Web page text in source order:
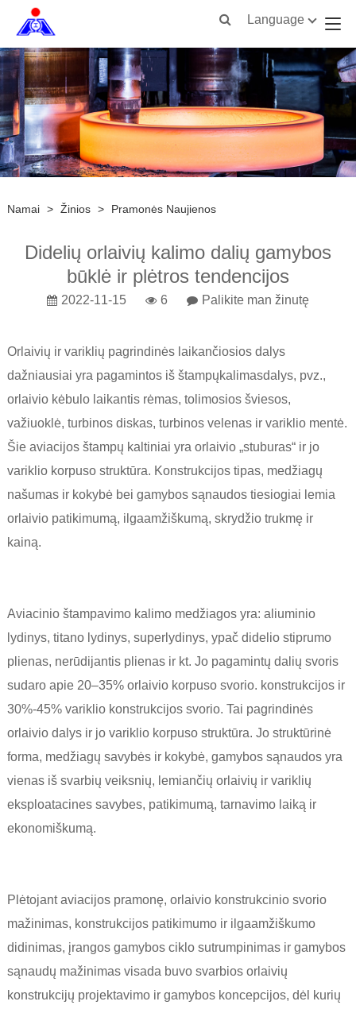
Language
Namai > Žinios > Pramonės Naujienos
Didelių orlaivių kalimo dalių gamybos
būklė ir plėtros tendencijos
2022-11-15 6 Palikite man žinutę
Orlaivių ir variklių pagrindinės laikančiosios dalys
dažniausiai yra pagamintos iš štampųkalimasdalys, pvz.,
orlaivio kėbulo laikantis rėmas, tolimosios šviesos,
važiuoklė, turbinos diskas, turbinos velenas ir variklio mentė.
Šie aviacijos štampų kaltiniai yra orlaivio „stuburas“ ir jo
variklio korpuso struktūra. Konstrukcijos tipas, medžiagų
našumas ir kokybė bei gamybos sąnaudos tiesiogiai lemia
orlaivio patikimumą, ilgaamžiškumą, skrydžio trukmę ir
kainą.
Aviacinio štampavimo kalimo medžiagos yra: aliuminio
lydinys, titano lydinys, superlydinys, ypač didelio stiprumo
plienas, nerūdijantis plienas ir kt. Jo pagamintų dalių svoris
sudaro apie 20–35% orlaivio korpuso svorio. konstrukcijos ir
30%-45% variklio konstrukcijos svorio. Tai pagrindinės
orlaivio dalys ir jo variklio korpuso struktūra. Jo struktūrinė
forma, medžiagų savybės ir kokybė, gamybos sąnaudos yra
vienas iš svarbių veiksnių, lemiančių orlaivių ir variklių
eksploatacines savybes, patikimumą, tarnavimo laiką ir
ekonomiškumą.
Plėtojant aviacijos pramonę, orlaivio konstrukcinio svorio
mažinimas, konstrukcijos patikimumo ir ilgaamžiškumo
didinimas, įrangos gamybos ciklo sutrumpinimas ir gamybos
sąnaudų mažinimas visada buvo svarbios orlaivių
konstrukcijų projektavimo ir gamybos koncepcijos, dėl kurių